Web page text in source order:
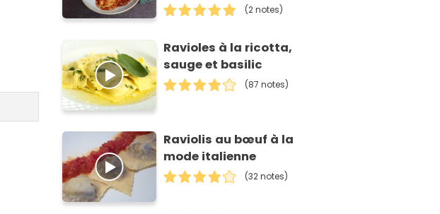
(2 notes)
Ravioles à la ricotta,
sauge et basilic
(87 notes)
Raviolis au bœuf à la
mode italienne
(32 notes)